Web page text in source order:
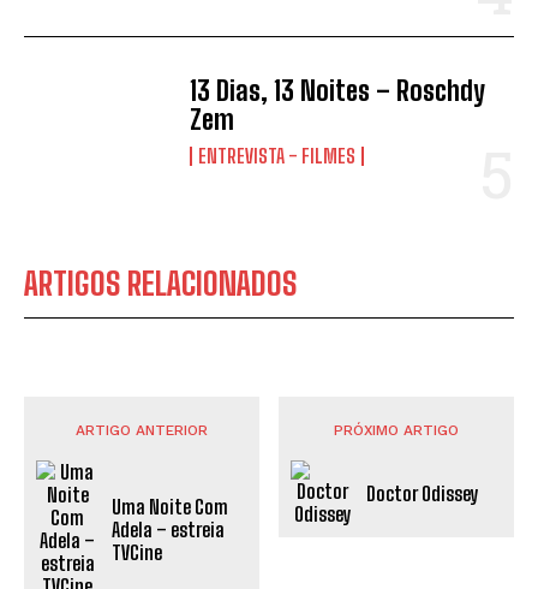
13 Dias, 13 Noites – Roschdy
Zem
ENTREVISTA - FILMES
ARTIGOS RELACIONADOS
ARTIGO ANTERIOR
Uma Noite Com
Adela – estreia
TVCine
PRÓXIMO ARTIGO
Doctor Odissey